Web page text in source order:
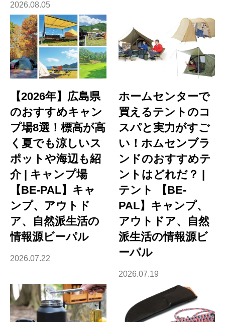
2026.08.05
【2026年】広島県
のおすすめキャン
プ場8選！標高が高
く夏でも涼しいス
ポットや海辺も紹
介 | キャンプ場
【BE-PAL】キャ
ンプ、アウトド
ア、自然派生活の
情報源ビーパル
2026.07.22
ホームセンターで
買えるテントのコ
スパと実力がすご
い！ホムセンブラ
ンドのおすすめテ
ントはどれだ？ |
テント 【BE-
PAL】キャンプ、
アウトドア、自然
派生活の情報源ビ
ーパル
2026.07.19